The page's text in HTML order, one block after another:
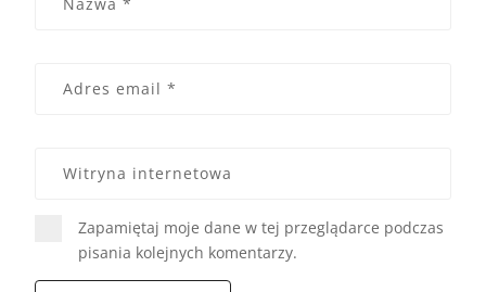
Zapamiętaj moje dane w tej przeglądarce podczas
pisania kolejnych komentarzy.